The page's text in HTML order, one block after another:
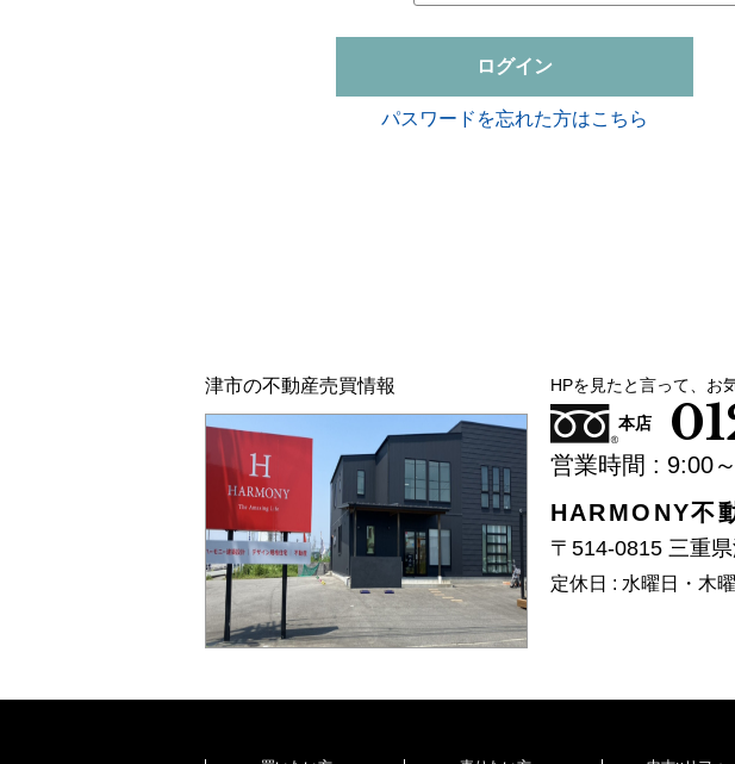
ログイン
パスワードを忘れた方はこちら
津市の不動産売買情報 HPを見たと言って、お
本店
営業時間 : 9:00
HARMONY不
〒514-0815 三重
定休日 : 水曜日・木